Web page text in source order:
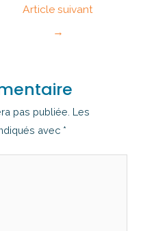
Article suivant
→
pas publiée. Les
avec *